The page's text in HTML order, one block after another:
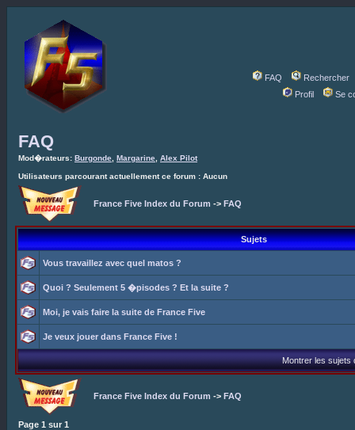
FAQ
Rechercher
Profil
Se
FAQ
Mod�rateurs: Burgonde Margarine Alex Pilot
Utilisateurs parcourant actuellement ce forum : Aucun
France Five Index du Forum -> FAQ
Sujets
Vous travaillez avec quel matos ?
Quoi ? Seulement 5 �pisodes ? Et la suite ?
Moi, je vais faire la suite de France Five
Je veux jouer dans France Five !
Montrer les sujets
France Five Index du Forum -> FAQ
Page 1 sur 1